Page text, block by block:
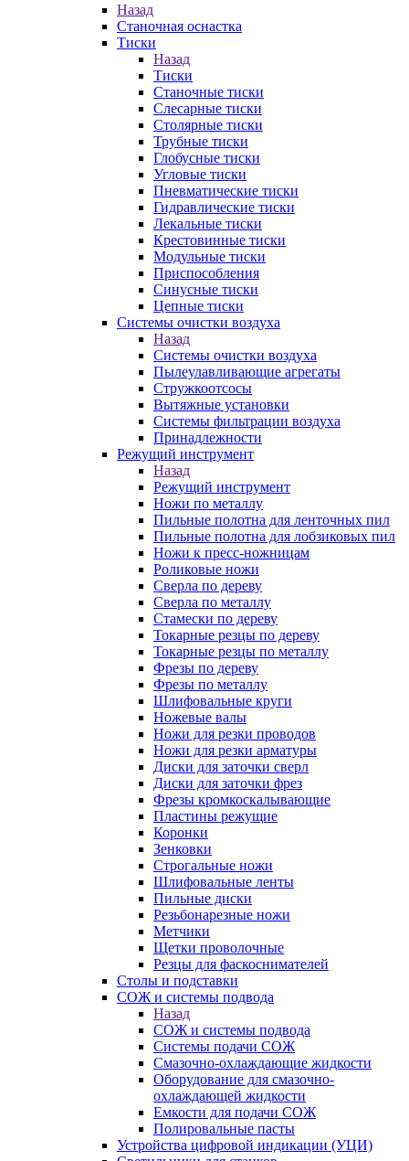
Назад
Станочная оснастка
Тиски
Назад
Тиски
Станочные тиски
Слесарные тиски
Столярные тиски
Трубные тиски
Глобусные тиски
Угловые тиски
Пневматические тиски
Гидравлические тиски
Лекальные тиски
Крестовинные тиски
Модульные тиски
Приспособления
Синусные тиски
Цепные тиски
Системы очистки воздуха
Назад
Системы очистки воздуха
Пылеулавливающие агрегаты
Стружкоотсосы
Вытяжные установки
Системы фильтрации воздуха
Принадлежности
Режущий инструмент
Назад
Режущий инструмент
Ножи по металлу
Пильные полотна для ленточных пил
Пильные полотна для лобзиковых пил
Ножи к пресс-ножницам
Роликовые ножи
Сверла по дереву
Сверла по металлу
Стамески по дереву
Токарные резцы по дереву
Токарные резцы по металлу
Фрезы по дереву
Фрезы по металлу
Шлифовальные круги
Ножевые валы
Ножи для резки проводов
Ножи для резки арматуры
Диски для заточки сверл
Диски для заточки фрез
Фрезы кромкоскалывающие
Пластины режущие
Коронки
Зенковки
Строгальные ножи
Шлифовальные ленты
Пильные диски
Резьбонарезные ножи
Метчики
Щетки проволочные
Резцы для фаскоснимателей
Столы и подставки
СОЖ и системы подвода
Назад
СОЖ и системы подвода
Системы подачи СОЖ
Смазочно-охлаждающие жидкости
Оборудование для смазочно-
охлаждающей жидкости
Емкости для подачи СОЖ
Полировальные пасты
Устройства цифровой индикации (УЦИ)